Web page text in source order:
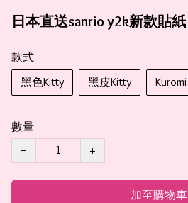
日本直送sanrio y2k新款貼紙
款式
黑色Kitty
黑皮Kitty Kuromi
數量
−
+
加至購物車